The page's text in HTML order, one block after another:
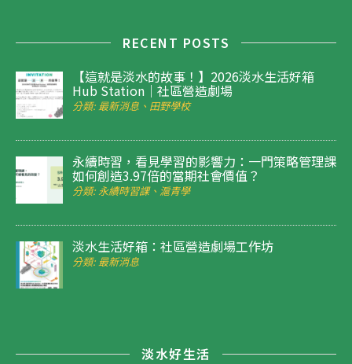
RECENT POSTS
【這就是淡水的故事！】2026淡水生活好箱
Hub Station｜社區營造劇場
分類: 最新消息、田野學校
永續時習，看見學習的影響力：一門策略管理課
如何創造3.97倍的當期社會價值？
分類: 永續時習課、滬青學
淡水生活好箱：社區營造劇場工作坊
分類: 最新消息
淡水好生活